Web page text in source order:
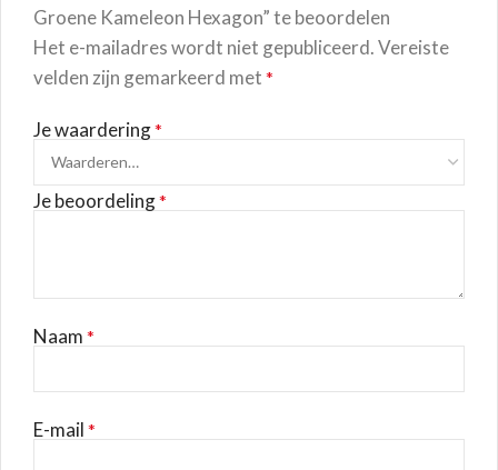
Groene Kameleon Hexagon” te beoordelen
Het e-mailadres wordt niet gepubliceerd.Vereiste
velden zijn gemarkeerd met *
Je waardering*
Je beoordeling*
Naam *
E-mail *